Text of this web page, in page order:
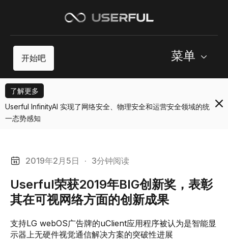
开始吧 菜单
了解更多
Userful InfinityAI 实现了网络安全、物理安全和运营安全领域的统
一态势感知
2019年2月5日 · 3分钟阅读
Userful荣获2019年BIG创新奖，表彰
其在可视网络方面的创新成果
支持LG webOS广告牌的uClient应用程序被认为是智能显
示器上无硬件视觉通信解决方案的突破性进展